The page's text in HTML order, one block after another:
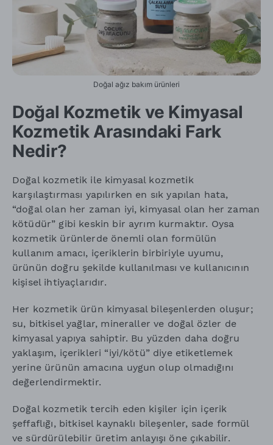
Doğal ağız bakım ürünleri
Doğal Kozmetik ve Kimyasal
Kozmetik Arasındaki Fark
Nedir?
Doğal kozmetik ile kimyasal kozmetik
karşılaştırması yapılırken en sık yapılan hata,
“doğal olan her zaman iyi, kimyasal olan her zaman
kötüdür” gibi keskin bir ayrım kurmaktır. Oysa
kozmetik ürünlerde önemli olan formülün
kullanım amacı, içeriklerin birbiriyle uyumu,
ürünün doğru şekilde kullanılması ve kullanıcının
kişisel ihtiyaçlarıdır.
Her kozmetik ürün kimyasal bileşenlerden oluşur;
su, bitkisel yağlar, mineraller ve doğal özler de
kimyasal yapıya sahiptir. Bu yüzden daha doğru
yaklaşım, içerikleri “iyi/kötü” diye etiketlemek
yerine ürünün amacına uygun olup olmadığını
değerlendirmektir.
Doğal kozmetik tercih eden kişiler için içerik
şeffaflığı, bitkisel kaynaklı bileşenler, sade formül
ve sürdürülebilir üretim anlayışı öne çıkabilir.